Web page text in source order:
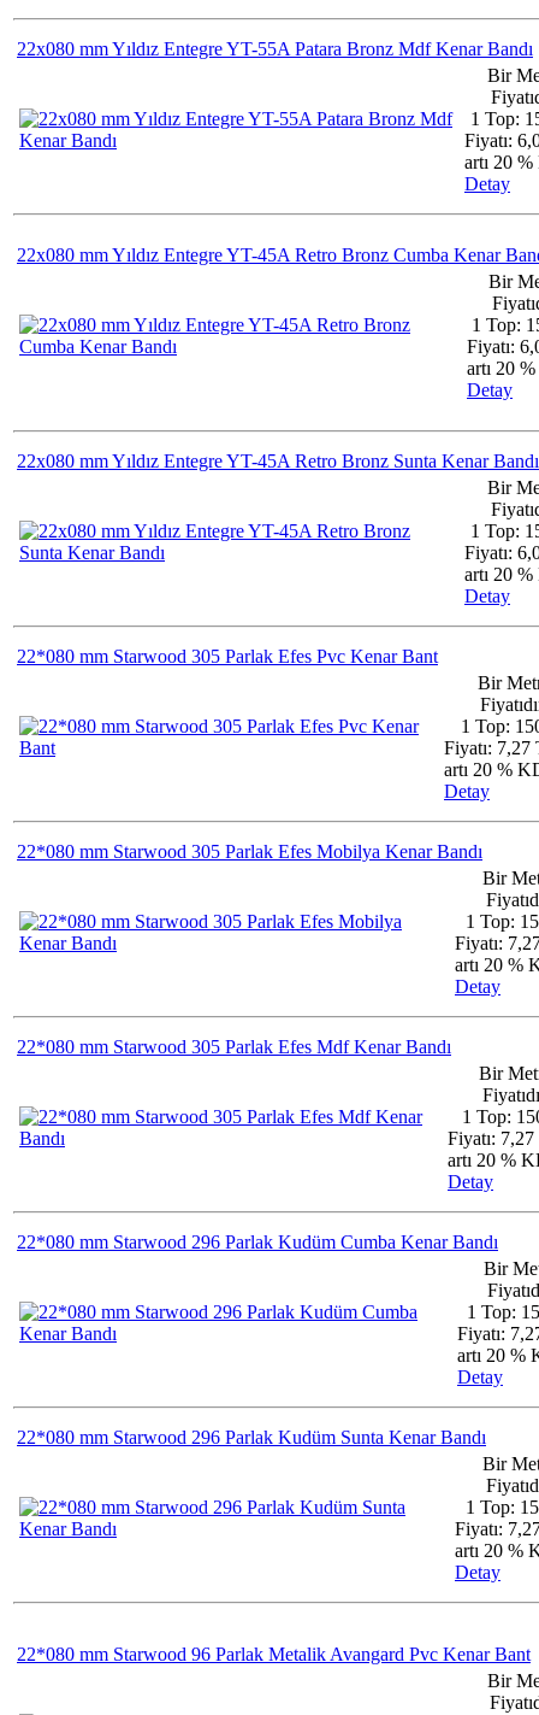
22x080 mm Yıldız Entegre YT-55A Patara Bronz Mdf Kenar Bandı
Bir
1 Top:
Fiyatı:
artı 20
Detay
22x080 mm Yıldız Entegre YT-45A Retro Bronz Cumba Kenar
Bir
1 Top:
Fiyatı:
artı 20
Detay
22x080 mm Yıldız Entegre YT-45A Retro Bronz Sunta Kenar Bandı
Bir
1 Top:
Fiyatı:
artı 20
Detay
22*080 mm Starwood 305 Parlak Efes Pvc Kenar Bant
Bir
1 Top:
Fiyatı: 7,27
artı 20 %
Detay
22*080 mm Starwood 305 Parlak Efes Mobilya Kenar Bandı
Bir
1 Top:
Fiyatı:
artı 20 %
Detay
22*080 mm Starwood 305 Parlak Efes Mdf Kenar Bandı
Bir
1 Top:
Fiyatı:
artı 20 %
Detay
22*080 mm Starwood 296 Parlak Kudüm Cumba Kenar Bandı
Bir
1 Top:
Fiyatı:
artı 20 %
Detay
22*080 mm Starwood 296 Parlak Kudüm Sunta Kenar Bandı
Bir
1 Top:
Fiyatı:
artı 20 %
Detay
22*080 mm Starwood 96 Parlak Metalik Avangard Pvc Kenar Bant
Bir